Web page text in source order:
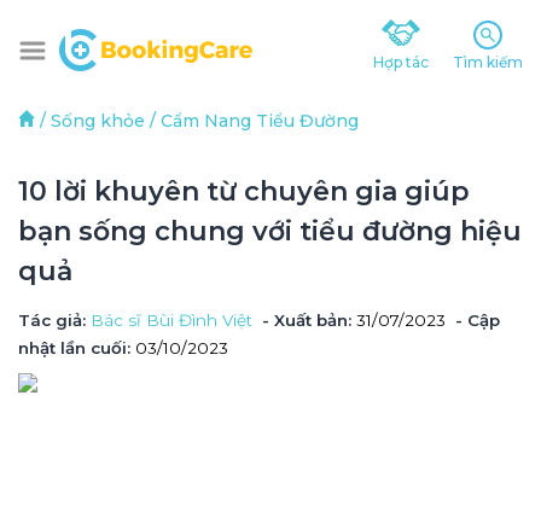
Hợp tác Tìm kiếm
/ Sống khỏe / Cẩm Nang Tiểu Đường
10 lời khuyên từ chuyên gia giúp
bạn sống chung với tiểu đường hiệu
quả
Tác giả: Bác sĩ Bùi Đình Việt - Xuất bản: 31/07/2023
- Cập
nhật lần cuối: 03/10/2023